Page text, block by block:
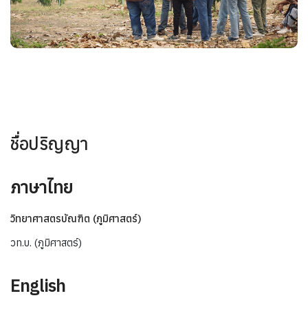
ชื่อปริญญา
ภาษาไทย
วิทยาศาสตรบัณฑิต (ภูมิศาสตร์)
วท.บ. (ภูมิศาสตร์)
English